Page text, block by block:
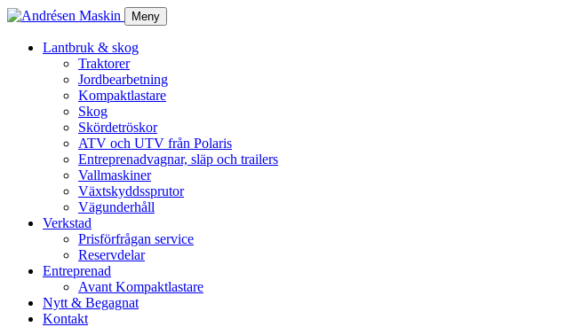
Meny
Lantbruk & skog
Traktorer
Jordbearbetning
Kompaktlastare
Skog
Skördetröskor
ATV och UTV från Polaris
Entreprenadvagnar, släp och trailers
Vallmaskiner
Växtskyddssprutor
Vägunderhåll
Verkstad
Prisförfrågan service
Reservdelar
Entreprenad
Avant Kompaktlastare
Nytt & Begagnat
Kontakt